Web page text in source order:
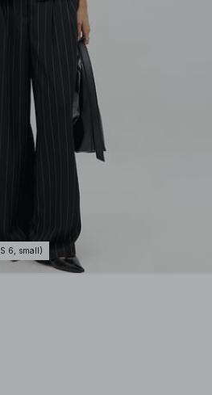
6, small)